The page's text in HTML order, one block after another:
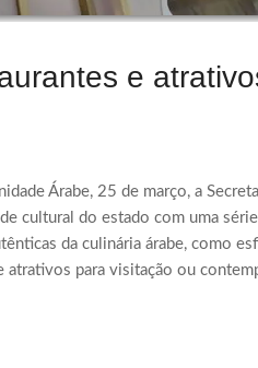
e
Árabe, 25 de março, a
cultural do estado com uma
da culinária árabe, como
para visitação ou